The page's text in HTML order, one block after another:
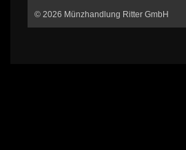
© 2026 Münzhandlung Ritter GmbH